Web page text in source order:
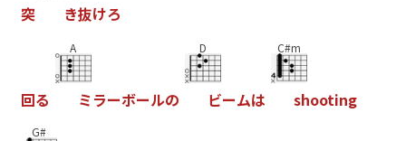
突 き抜けろ
回る
A
ミラーボールの
D
ビームは
C#m
shooting
G#